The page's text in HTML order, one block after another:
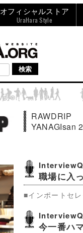
オフィシャルストア
UraHara Style
RAWDRIP
YANAGIsan
職場に入
■インポートセ
今一番ハ